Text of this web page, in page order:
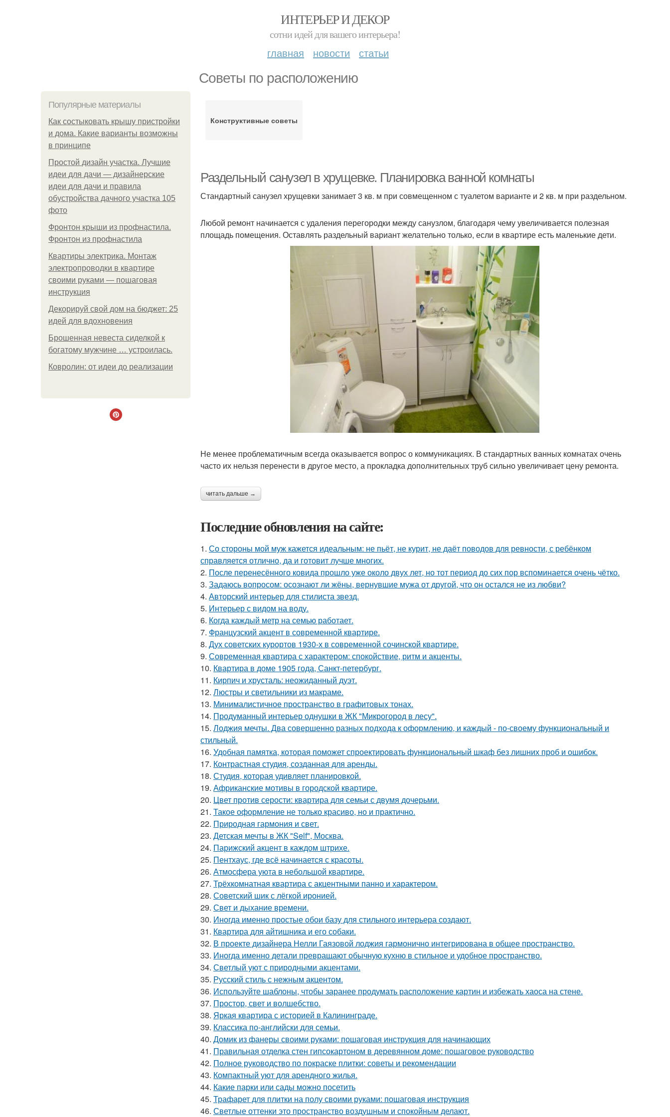
ИНТЕРЬЕР И ДЕКОР
сотни идей для вашего интерьера!
главная новости статьи
Советы по расположению
Популярные материалы
Как состыковать крышу пристройки
и дома. Какие варианты возможны
в принципе
Простой дизайн участка. Лучшие
идеи для дачи — дизайнерские
идеи для дачи и правила
обустройства дачного участка 105
фото
Фронтон крыши из профнастила.
Фронтон из профнастила
Квартиры электрика. Монтаж
электропроводки в квартире
своими руками — пошаговая
инструкция
Декорируй свой дом на бюджет: 25
идей для вдохновения
Брошенная невеста сиделкой к
богатому мужчине … устроилась.
Ковролин: от идеи до реализации
Конструктивные советы
Раздельный санузел в хрущевке. Планировка ванной комнаты
Стандартный санузел хрущевки занимает 3 кв. м при совмещенном с туалетом варианте и 2 кв. м при раздельном.
Любой ремонт начинается с удаления перегородки между санузлом, благодаря чему увеличивается полезная
площадь помещения. Оставлять раздельный вариант желательно только, если в квартире есть маленькие дети.
Не менее проблематичным всегда оказывается вопрос о коммуникациях. В стандартных ванных комнатах очень
часто их нельзя перенести в другое место, а прокладка дополнительных труб сильно увеличивает цену ремонта.
читать дальше →
Последние обновления на сайте:
1. Со стороны мой муж кажется идеальным: не пьёт, не курит, не даёт поводов для ревности, с ребёнком
справляется отлично, да и готовит лучше многих.
2. После перенесённого ковида прошло уже около двух лет, но тот период до сих пор вспоминается очень чётко.
3. Задаюсь вопросом: осознают ли жёны, вернувшие мужа от другой, что он остался не из любви?
4. Авторский интерьер для стилиста звезд.
5. Интерьер с видом на воду.
6. Когда каждый метр на семью работает.
7. Французский акцент в современной квартире.
8. Дух советских курортов 1930-х в современной сочинской квартире.
9. Современная квартира с характером: спокойствие, ритм и акценты.
10. Квартира в доме 1905 года, Санкт-петербург.
11. Кирпич и хрусталь: неожиданный дуэт.
12. Люстры и светильники из макраме.
13. Минималистичное пространство в графитовых тонах.
14. Продуманный интерьер однушки в ЖК "Микрогород в лесу".
15. Лоджия мечты. Два совершенно разных подхода к оформлению, и каждый - по-своему функциональный и
стильный.
16. Удобная памятка, которая поможет спроектировать функциональный шкаф без лишних проб и ошибок.
17. Контрастная студия, созданная для аренды.
18. Студия, которая удивляет планировкой.
19. Африканские мотивы в городской квартире.
20. Цвет против серости: квартира для семьи с двумя дочерьми.
21. Такое оформление не только красиво, но и практично.
22. Природная гармония и свет.
23. Детская мечты в ЖК "Self", Москва.
24. Парижский акцент в каждом штрихе.
25. Пентхаус, где всё начинается с красоты.
26. Атмосфера уюта в небольшой квартире.
27. Трёхкомнатная квартира с акцентными панно и характером.
28. Советский шик с лёгкой иронией.
29. Свет и дыхание времени.
30. Иногда именно простые обои базу для стильного интерьера создают.
31. Квартира для айтишника и его собаки.
32. В проекте дизайнера Нелли Гаязовой лоджия гармонично интегрирована в общее пространство.
33. Иногда именно детали превращают обычную кухню в стильное и удобное пространство.
34. Светлый уют с природными акцентами.
35. Русский стиль с нежным акцентом.
36. Используйте шаблоны, чтобы заранее продумать расположение картин и избежать хаоса на стене.
37. Простор, свет и волшебство.
38. Яркая квартира с историей в Калининграде.
39. Классика по-английски для семьи.
40. Домик из фанеры своими руками: пошаговая инструкция для начинающих
41. Правильная отделка стен гипсокартоном в деревянном доме: пошаговое руководство
42. Полное руководство по покраске плитки: советы и рекомендации
43. Компактный уют для арендного жилья.
44. Какие парки или сады можно посетить
45. Трафарет для плитки на полу своими руками: пошаговая инструкция
46. Светлые оттенки это пространство воздушным и спокойным делают.